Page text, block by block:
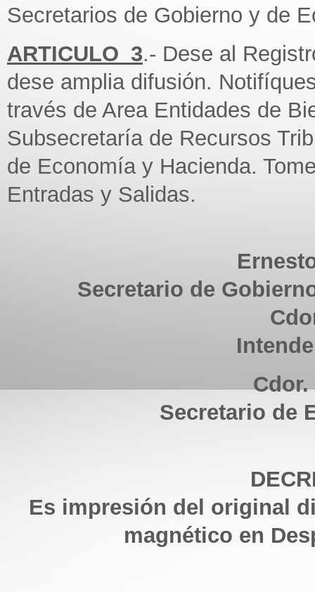
Secretarios de Gobierno y de
ARTICULO_3.- Dese al
dese amplia difusión.
través de Area Entidades de
Subsecretaría de Recursos
de Economía y Hacienda.
Entradas y Salidas.
Secretario de
Cdor.
Secretario de
Es impresión del original
magnético en